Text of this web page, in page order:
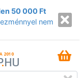
50 000 Ft
nem
2010
.HU